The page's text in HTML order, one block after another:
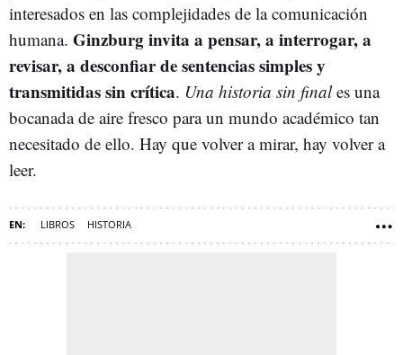
interesados en las complejidades de la comunicación
humana. Ginzburg invita a pensar, a interrogar, a
revisar, a desconfiar de sentencias simples y
transmitidas sin crítica. Una historia sin finales una
bocanada de aire fresco para un mundo académico tan
necesitado de ello. Hay que volver a mirar, hay volver a
leer.
LIBROS HISTORIA